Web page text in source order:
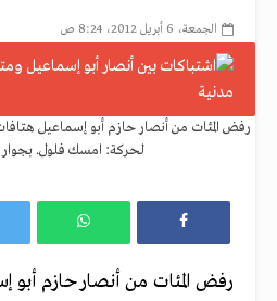
الجمعة، 6 أبريل 2012، 8:24 ص
رفض المئات من أنصار حازم أبو إسماعيل
لحركة: امسك فلول.
رفض المئات من أنصار حازم